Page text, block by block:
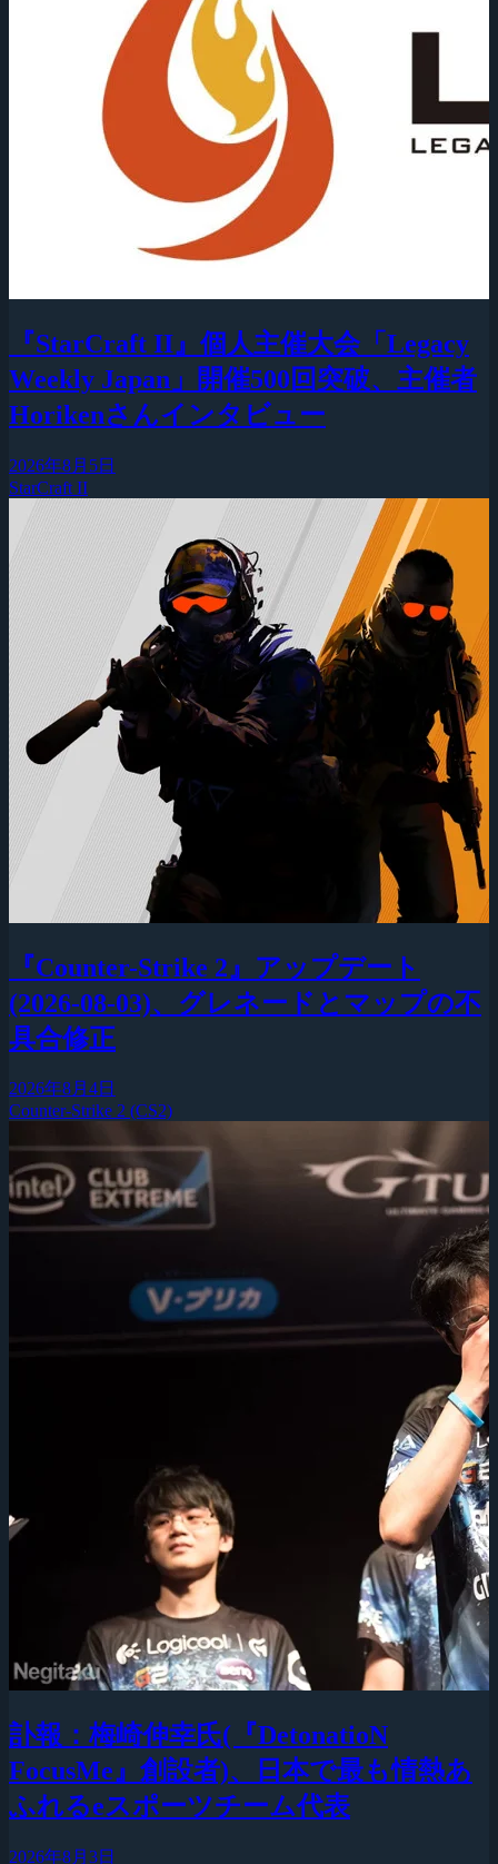
『StarCraft II』個人主催大会「Legacy
Weekly Japan」開催500回突破、主催者
Horikenさんインタビュー
2026年8月5日
StarCraft II
『Counter-Strike 2』アップデート
(2026-08-03)、グレネードとマップの不
具合修正
2026年8月4日
Counter-Strike 2 (CS2)
訃報：梅崎伸幸氏(『DetonatioN
FocusMe』創設者)、日本で最も情熱あ
ふれるeスポーツチーム代表
2026年8月3日